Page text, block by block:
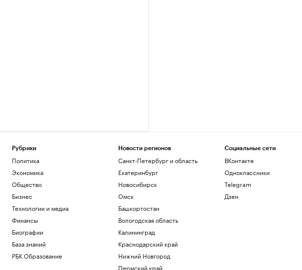
Рубрики
Политика
Экономика
Общество
Бизнес
Технологии и медиа
Финансы
Биографии
База знаний
РБК Образование
Новости регионов
Санкт-Петербург и область
Екатеринбург
Новосибирск
Омск
Башкортостан
Вологодская область
Калининград
Краснодарский край
Нижний Новгород
Пермский край
Социальные сети
ВКонтакте
Одноклассники
Telegram
Дзен